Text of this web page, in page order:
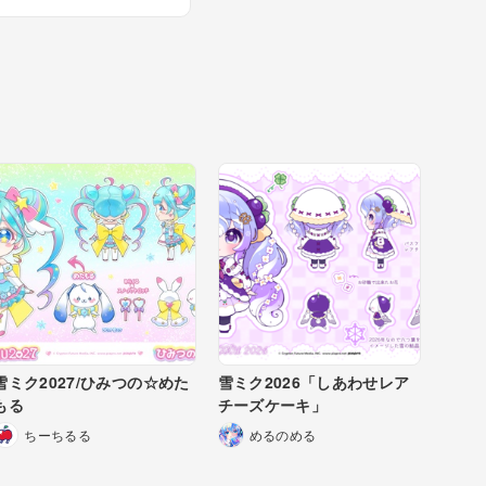
ミク2027/ひみつの☆めた
る
ちーちるる
雪ミク2026「しあわせレア
チーズケーキ」
めるのめる